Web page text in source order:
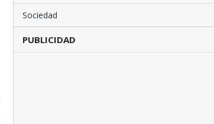
Sociedad
PUBLICIDAD